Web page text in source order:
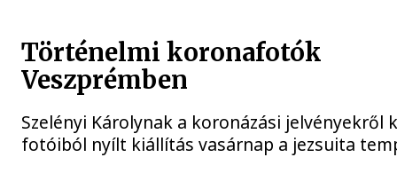
Történelmi koronafotók
Veszprémben
Szelényi Károlynak a koronázási jelvényekről
fotóiból nyílt kiállítás vasárnap a jezsuita